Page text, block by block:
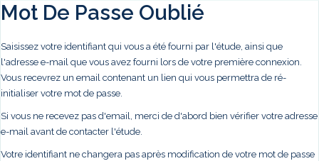
Mot De Passe Oublié
Saisissez votre identifiant qui vous a été fourni par l'étude, ainsi que
l'adresse e-mail que vous avez fourni lors de votre première connexion.
Vous recevrez un email contenant un lien qui vous permettra de ré-
initialiser votre mot de passe.
Si vous ne recevez pas d'email, merci de d'abord bien vérifier votre adresse
e-mail avant de contacter l'étude.
Votre identifiant ne changera pas après modification de votre mot de passe